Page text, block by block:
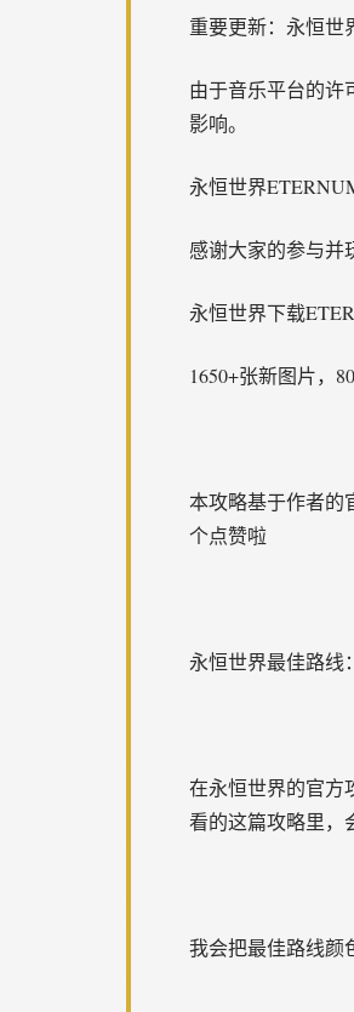
重要更新：永恒世
由于音乐平台的许
影响。
永恒世界
感谢大家的参与并
永恒世界下载
1650+张新图片，
本攻略基于作者的
个点赞啦
永恒世界最佳路线：
在永恒世界的官
看的这篇攻略里，
我会把最佳路线颜